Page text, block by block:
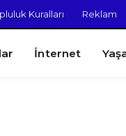
Kuralları Reklam
İnternet